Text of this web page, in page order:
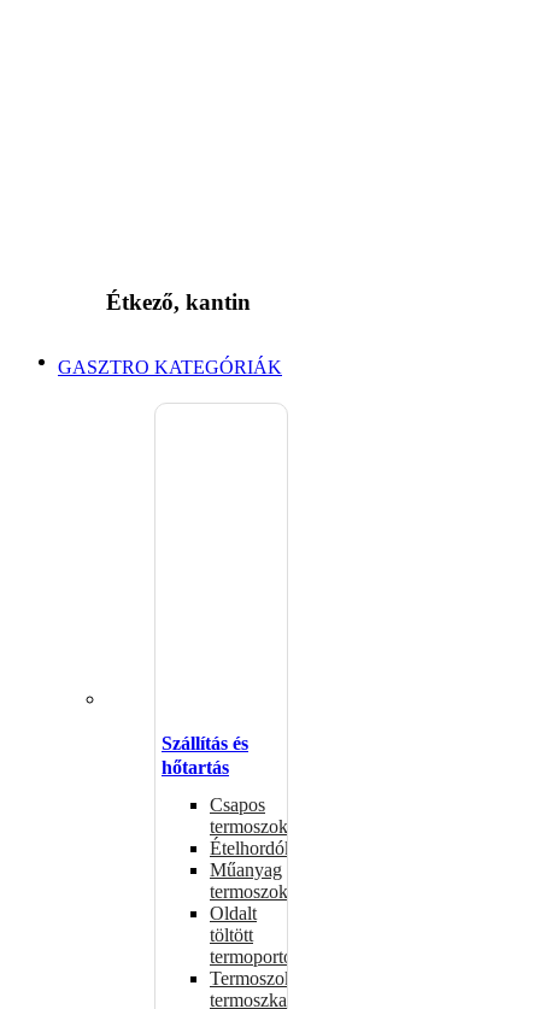
Étkező, kantin
GASZTRO KATEGÓRIÁK
Szállítás és
hőtartás
Csapos
termoszok
Ételhordók
Műanyag
termoszok
Oldalt
töltött
termoportok
Termoszok,
termoszkannák